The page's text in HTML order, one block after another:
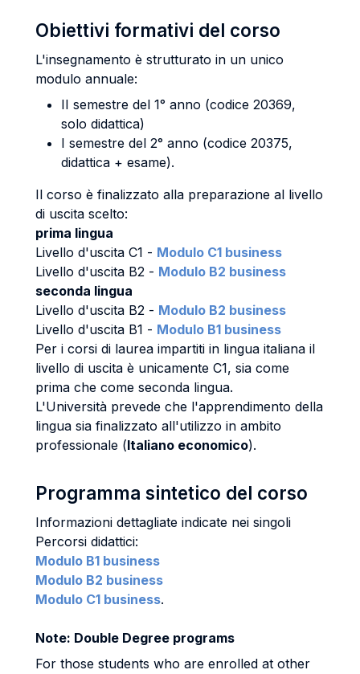
Obiettivi formativi del corso
L'insegnamento è strutturato in un unico
modulo annuale:
II semestre del 1° anno (codice 20369,
solo didattica)
I semestre del 2° anno (codice 20375,
didattica + esame).
Il corso è finalizzato alla preparazione al livello
di uscita scelto:
prima lingua
Livello d'uscita C1 - Modulo C1 business
Livello d'uscita B2 - Modulo B2 business
seconda lingua
Livello d'uscita B2 - Modulo B2 business
Livello d'uscita B1 - Modulo B1 business
Per i corsi di laurea impartiti in lingua italiana il
livello di uscita è unicamente C1, sia come
prima che come seconda lingua.
L'Università prevede che l'apprendimento della
lingua sia finalizzato all'utilizzo in ambito
professionale (Italiano economico).
Programma sintetico del corso
Informazioni dettagliate indicate nei singoli
Percorsi didattici:
Modulo B1 business
Modulo B2 business
Modulo C1 business.
Note: Double Degree programs
For those students who are enrolled at other